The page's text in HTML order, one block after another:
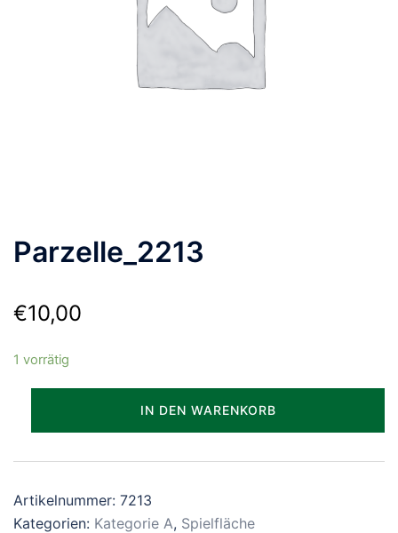
Parzelle_2213
€10,00
1 vorrätig
IN DEN WARENKORB
Artikelnummer: 7213
Kategorien: Kategorie A, Spielfläche